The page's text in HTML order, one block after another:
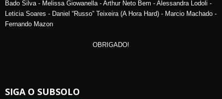
Bado Silva - Melissa Giowanella - Arthur Neto Bem - Alessandra Lodoli -
Leticia Soares - Daniel “Russo” Teixeira (A Hora Hard) - Marcio Machado -
Fernando Mazon
OBRIGADO!
SIGA O SUBSOLO